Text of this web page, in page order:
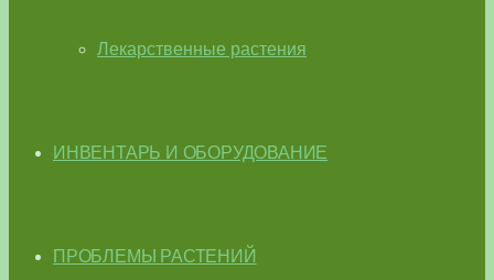
Лекарственные растения
ИНВЕНТАРЬ И ОБОРУДОВАНИЕ
ПРОБЛЕМЫ РАСТЕНИЙ